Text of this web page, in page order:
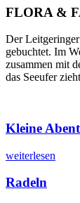
FLORA &
Der
gebuchtet. Im
zusammen mit
das Seeufer
Kleine
weiterlesen
Radeln